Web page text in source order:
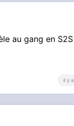
au gang en S2S
il y